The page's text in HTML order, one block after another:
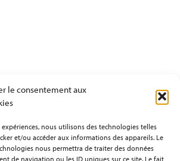
le consentement aux
nous utilisons des technologies telles
et/ou accéder aux informations des appareils. Le
nous permettra de traiter des données
de navigation ou les ID uniques sur ce site. Le fait